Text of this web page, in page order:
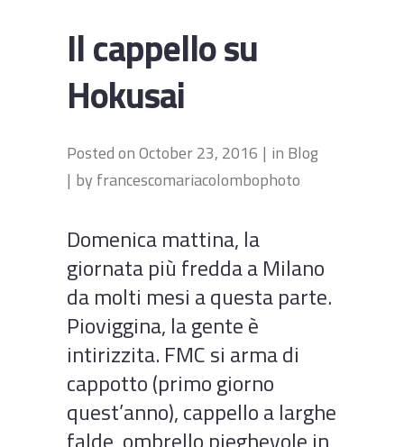
Il cappello su
Hokusai
Posted onOctober 23, 2016 in Blog
by francescomariacolombophoto
Domenica mattina, la
giornata più fredda a Milano
da molti mesi a questa parte.
Pioviggina, la gente è
intirizzita. FMC si arma di
cappotto (primo giorno
quest’anno), cappello a larghe